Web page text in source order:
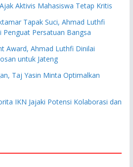
Aktivis Mahasiswa Tetap Kritis
Tapak Suci, Ahmad Luthfi
Penguat Persatuan Bangsa
Award, Ahmad Luthfi Dinilai
untuk Jateng
Taj Yasin Minta Optimalkan
IKN Jajaki Potensi Kolaborasi dan